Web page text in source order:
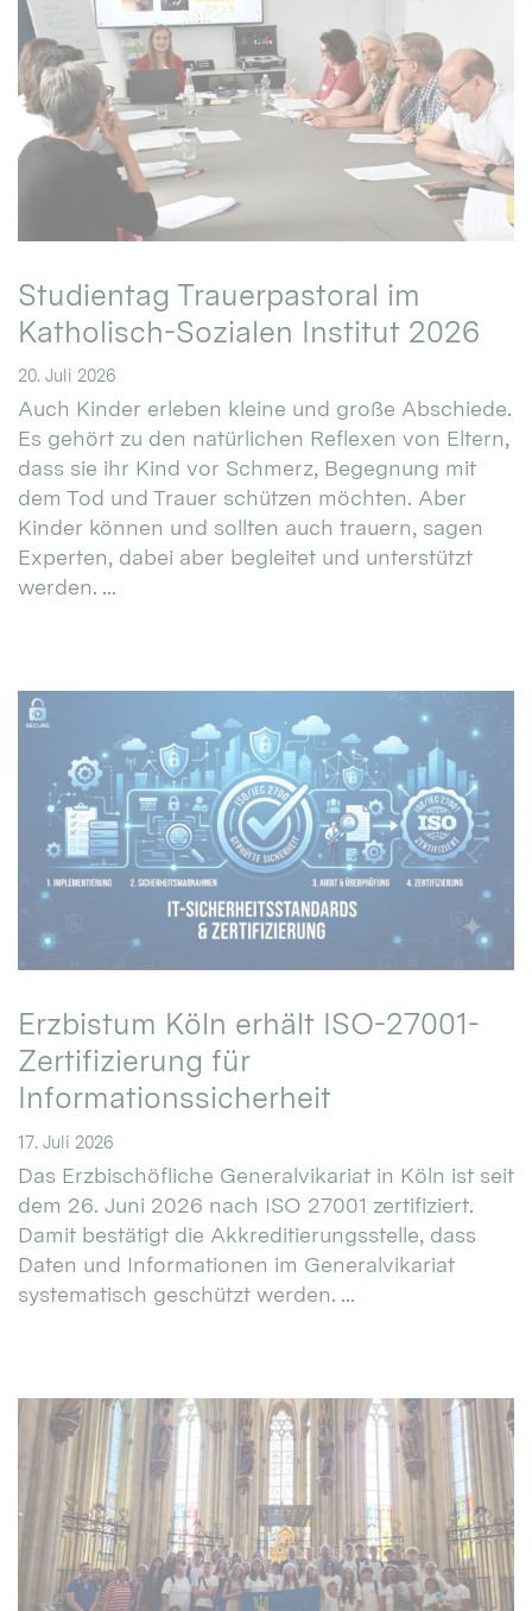
Studientag Trauerpastoral im
Katholisch-Sozialen Institut 2026
20. Juli 2026
Auch Kinder erleben kleine und große Abschiede.
Es gehört zu den natürlichen Reflexen von Eltern,
dass sie ihr Kind vor Schmerz, Begegnung mit
dem Tod und Trauer schützen möchten. Aber
Kinder können und sollten auch trauern, sagen
Experten, dabei aber begleitet und unterstützt
werden. ...
Erzbistum Köln erhält ISO-27001-
Zertifizierung für
Informationssicherheit
17. Juli 2026
Das Erzbischöfliche Generalvikariat in Köln ist seit
dem 26. Juni 2026 nach ISO 27001 zertifiziert.
Damit bestätigt die Akkreditierungsstelle, dass
Daten und Informationen im Generalvikariat
systematisch geschützt werden. ...